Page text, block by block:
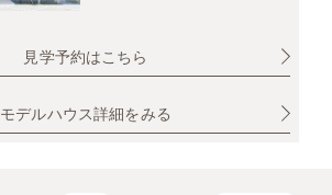
見学予約はこちら
モデルハウス詳細をみる